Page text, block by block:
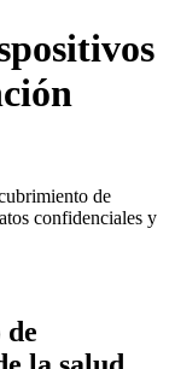
de
confidenciales y